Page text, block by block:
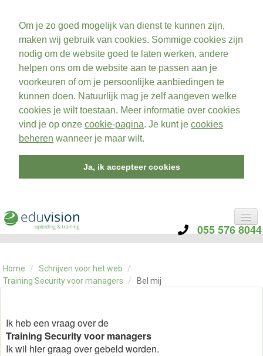
Om je zo goed mogelijk van dienst te kunnen zijn,
maken wij gebruik van cookies. Sommige cookies zijn
nodig om de website goed te laten werken, andere
helpen ons om de website aan te passen aan je
voorkeuren of om je persoonlijke aanbiedingen te
kunnen doen. Natuurlijk mag je zelf aangeven welke
cookies je wilt toestaan. Meer informatie over cookies
vind je op onze cookie-pagina. Je kunt je cookies
beheren wanneer je maar wilt.
Ja, ik accepteer cookies
055 576 8044
CATEGORIE
OVER ONS
CONTACT
Home / Schrijven voor het web
/
Training Security voor managers
/ Bel mij
Ik heb een vraag over de
Training Security voor managers
Ik wil hier graag over gebeld worden.